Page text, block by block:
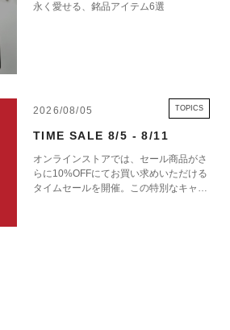
永く愛せる、銘品アイテム6選
2026/08/05 TOPICS
TIME SALE 8/5 - 8/11
オンラインストアでは、セール商品がさ
らに10%OFFにてお買い求めいただける
タイムセールを開催。この特別なキャン